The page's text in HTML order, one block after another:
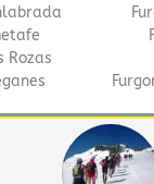
Rozas